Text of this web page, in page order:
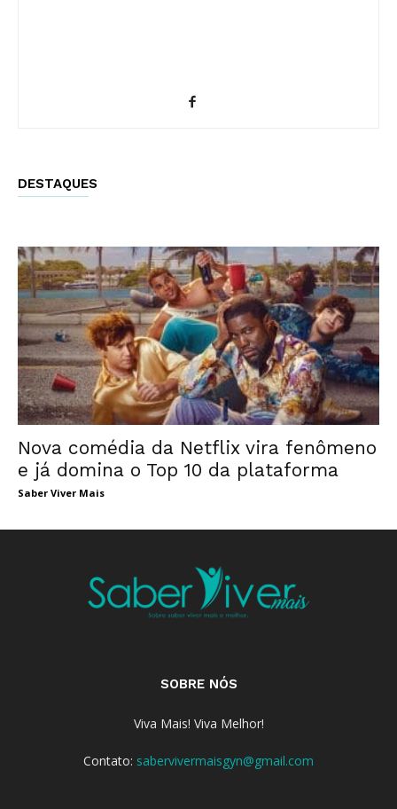
DESTAQUES
Nova comédia da Netflix vira fenômeno
e já domina o Top 10 da plataforma
Saber Viver Mais
SOBRE NÓS
Viva Mais! Viva Melhor!
Contato: sabervivermaisgyn@gmail.com